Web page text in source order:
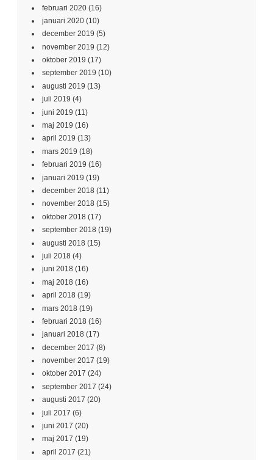
februari 2020 (16)
januari 2020 (10)
december 2019 (5)
november 2019 (12)
oktober 2019 (17)
september 2019 (10)
augusti 2019 (13)
juli 2019 (4)
juni 2019 (11)
maj 2019 (16)
april 2019 (13)
mars 2019 (18)
februari 2019 (16)
januari 2019 (19)
december 2018 (11)
november 2018 (15)
oktober 2018 (17)
september 2018 (19)
augusti 2018 (15)
juli 2018 (4)
juni 2018 (16)
maj 2018 (16)
april 2018 (19)
mars 2018 (19)
februari 2018 (16)
januari 2018 (17)
december 2017 (8)
november 2017 (19)
oktober 2017 (24)
september 2017 (24)
augusti 2017 (20)
juli 2017 (6)
juni 2017 (20)
maj 2017 (19)
april 2017 (21)